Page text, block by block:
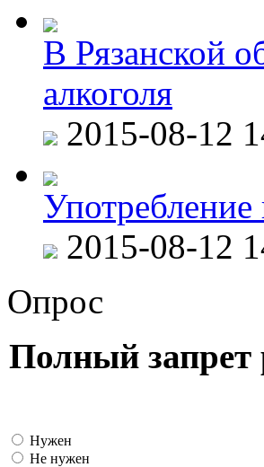
В Рязанской
алкоголя
2015-08-12
Употребление
2015-08-12
Опрос
Полный
Нужен
Не нужен